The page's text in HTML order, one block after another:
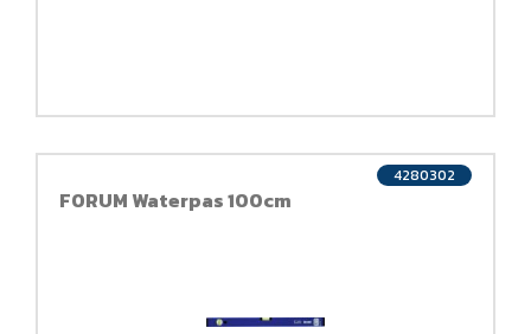
FORUM Waterpas 100cm
4280302